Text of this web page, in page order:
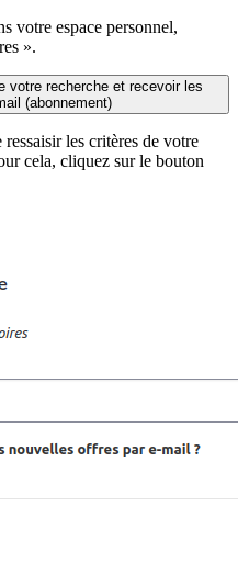
votre espace personnel,
».
votre recherche et recevoir les
(abonnement)
les critères de votre
cela, cliquez sur le bouton